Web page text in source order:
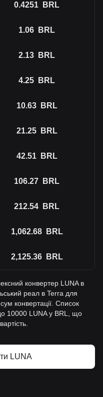
0.4251 BRL
1.06 BRL
2.13 BRL
4.25 BRL
10.63 BRL
21.25 BRL
42.51 BRL
106.27 BRL
212.54 BRL
1,062.68 BRL
2,125.36 BRL
конвертер LUNA в
реал в Terra для
конвертації. Список
10000 LUNA у BRL, що
LUNA